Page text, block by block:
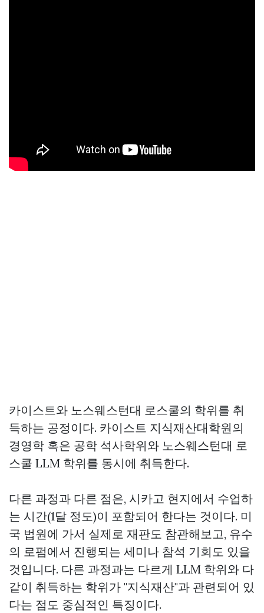
카이스트와 노스웨스턴대 로스쿨의 학위를 취
득하는 공정이다. 카이스트 지식재산대학원의
경영학 혹은 공학 석사학위와 노스웨스턴대 로
스쿨 LLM 학위를 동시에 취득한다.
다른 과정과 다른 점은, 시카고 현지에서 수업하
는 시간(1달 정도)이 포함되어 한다는 것이다. 미
국 법원에 가서 실제로 재판도 참관해보고, 유수
의 로펌에서 진행되는 세미나 참석 기회도 있을
것입니다. 다른 과정과는 다르게 LLM 학위와 다
같이 취득하는 학위가 "지식재산"과 관련되어 있
다는 점도 중심적인 특징이다.